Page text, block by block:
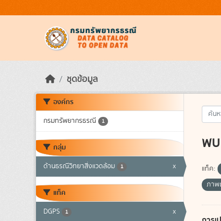
ชุดข้อมูล
องค์กร
กรมทรัพยากรธรณี 1
กลุ่ม
ด้านธรณีวิทยาสิ่งแวดล้อม 1 x
แท็ค
DGPS 1 x
พ
แท็ค:
ภาพ